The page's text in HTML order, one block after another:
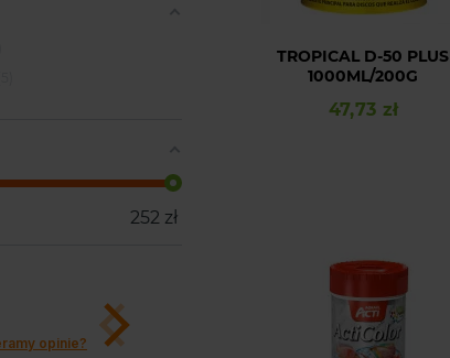
TROPICAL D-50 PLUS
1000ML/200G
Cena
47,73 zł
252 zł
opinie?